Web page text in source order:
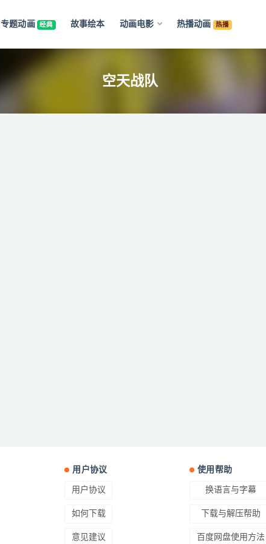
专题动画 经典 故事绘本 动画电影 热播动画 热播
空天战队
用户协议
用户协议
如何下载
意见建议
使用帮助
换语言与字幕
下载与解压帮助
百度网盘使用方法